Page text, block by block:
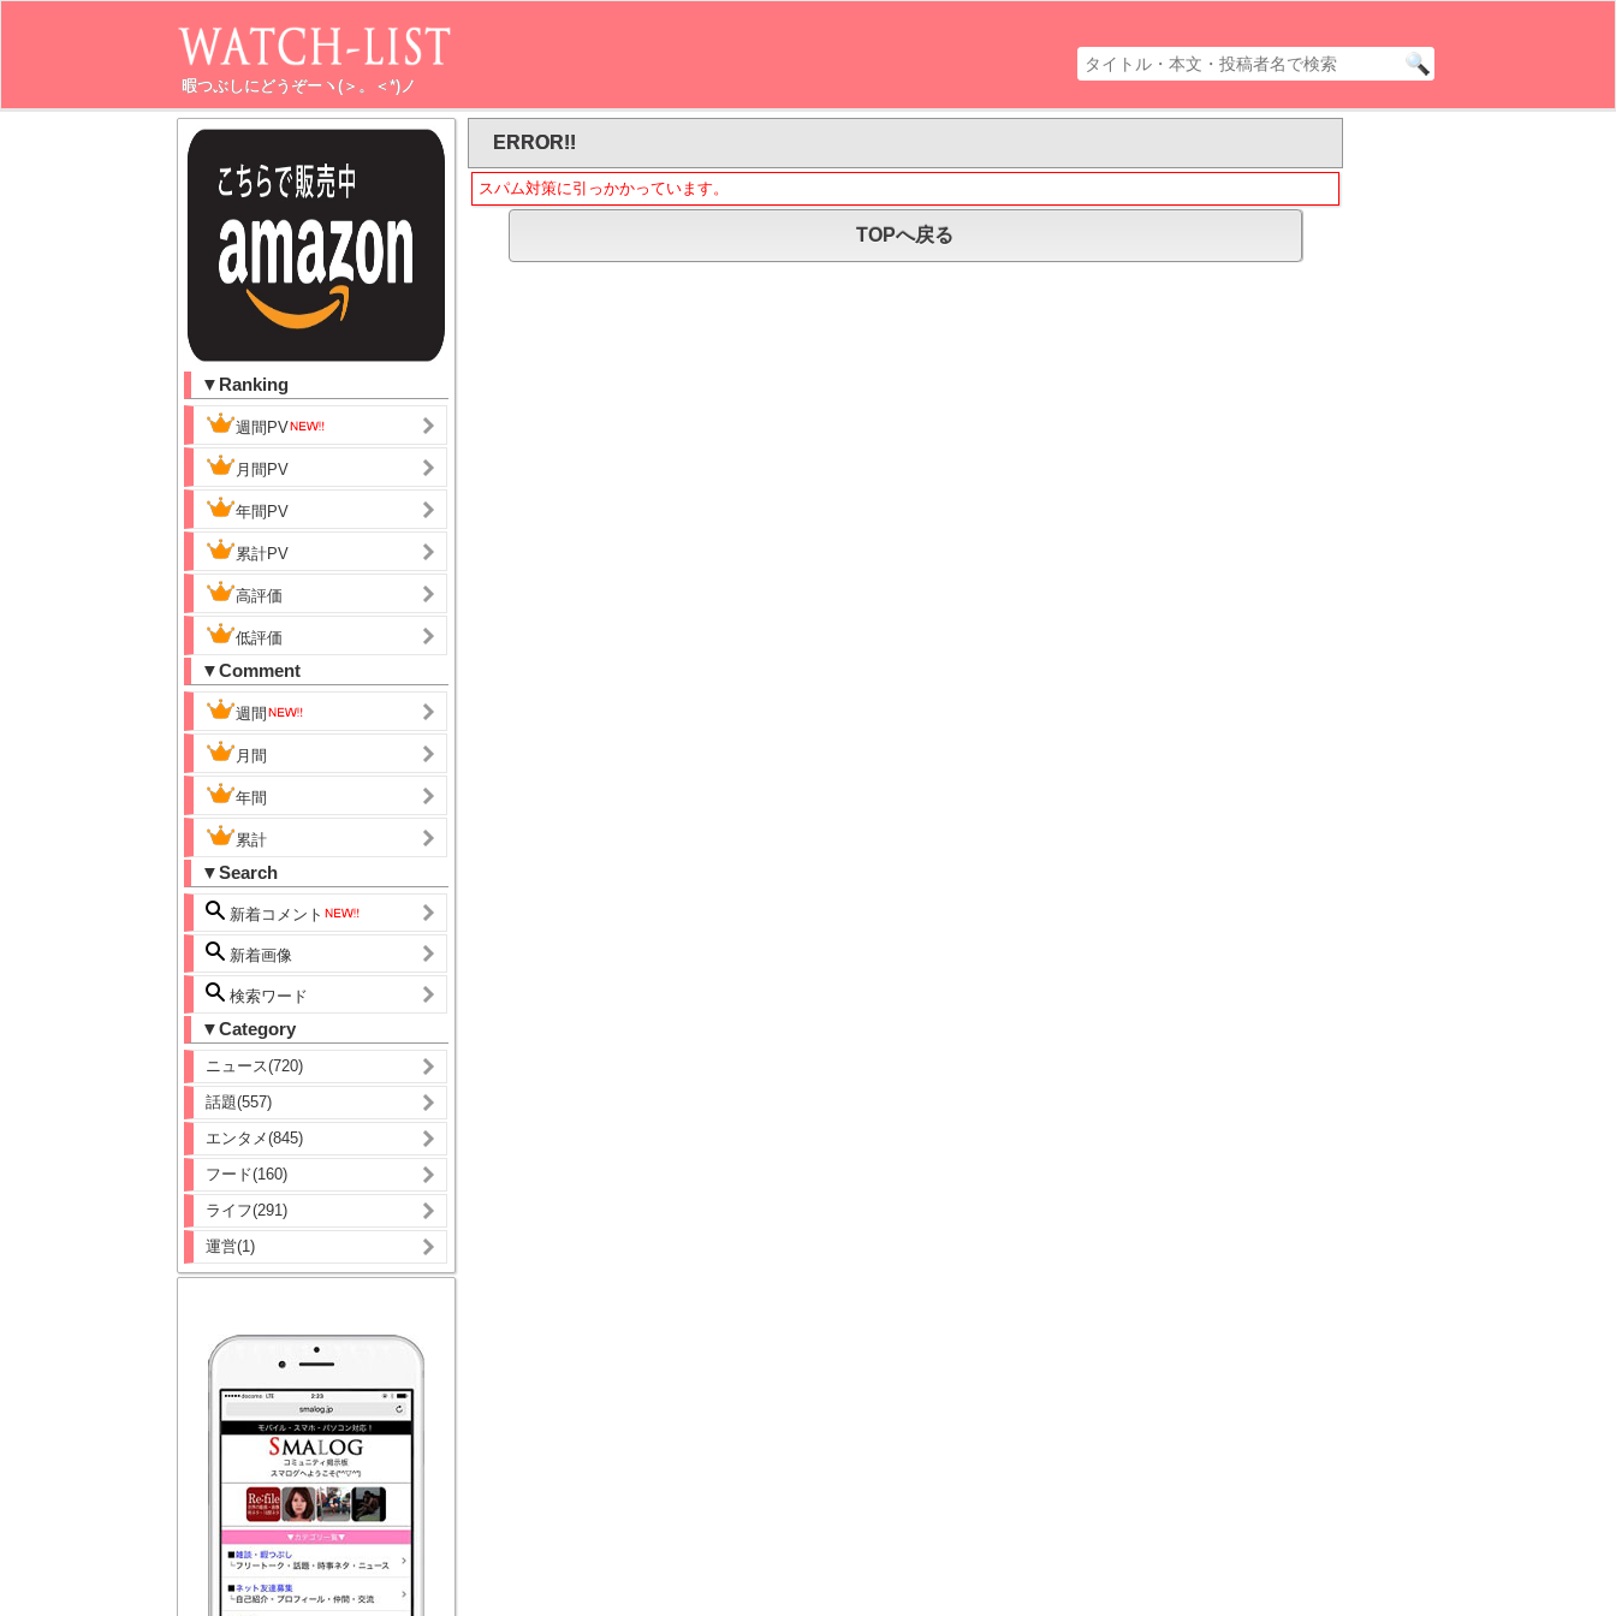
暇つぶしにどうぞーヽ(＞。＜*)ノ
▼Ranking
週間PV
月間PV
年間PV
累計PV
高評価
低評価
▼Comment
週間
月間
年間
累計
▼Search
新着コメント
新着画像
検索ワード
▼Category
ニュース(720)
話題(557)
エンタメ(845)
フード(160)
ライフ(291)
運営(1)
ERROR!!
スパム対策に引っかかっています。
TOPへ戻る